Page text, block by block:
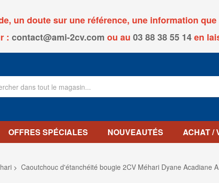
un doute sur une référence, une information
: contact@ami-2cv.com ou au 03 88 38 55 14en
OFFRES SPÉCIALES NOUVEAUTÉS ACHAT /
Caoutchouc d'étanchéité bougie 2CV Méhari Dyane Acadiane